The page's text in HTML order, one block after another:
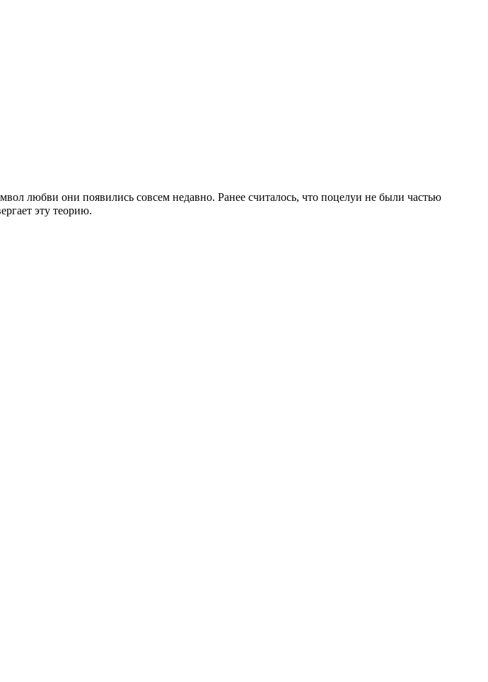
любви они появились совсем недавно. Ранее считалось, что поцелуи не были частью
эту теорию.